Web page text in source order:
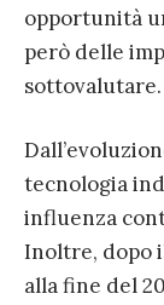
opportunità
però delle
sottovalutare.
tecnologia
influenza
Inoltre, dopo
alla fine del